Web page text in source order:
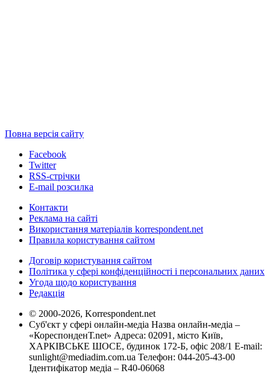
Повна версія сайту
Facebook
Twitter
RSS-стрічки
E-mail розсилка
Контакти
Реклама на сайті
Використання матеріалів korrespondent.net
Правила користування сайтом
Договір користування сайтом
Політика у сфері конфіденційності і персональних даних
Угода щодо користування
Редакція
© 2000-2026, Korrespondent.net
Суб'єкт у сфері онлайн-медіа Назва онлайн-медіа –
«КореспонденТ.net» Адреса: 02091, місто Київ,
ХАРКІВСЬКЕ ШОСЕ, будинок 172-Б, офіс 208/1 E-mail:
sunlight@mediadim.com.ua Телефон: 044-205-43-00
Ідентифікатор медіа – R40-06068